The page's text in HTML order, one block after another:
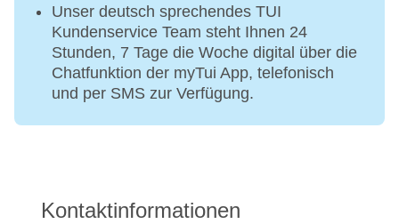
Unser deutsch sprechendes TUI
Kundenservice Team steht Ihnen 24
Stunden, 7 Tage die Woche digital über die
Chatfunktion der myTui App, telefonisch
und per SMS zur Verfügung.
Kontaktinformationen